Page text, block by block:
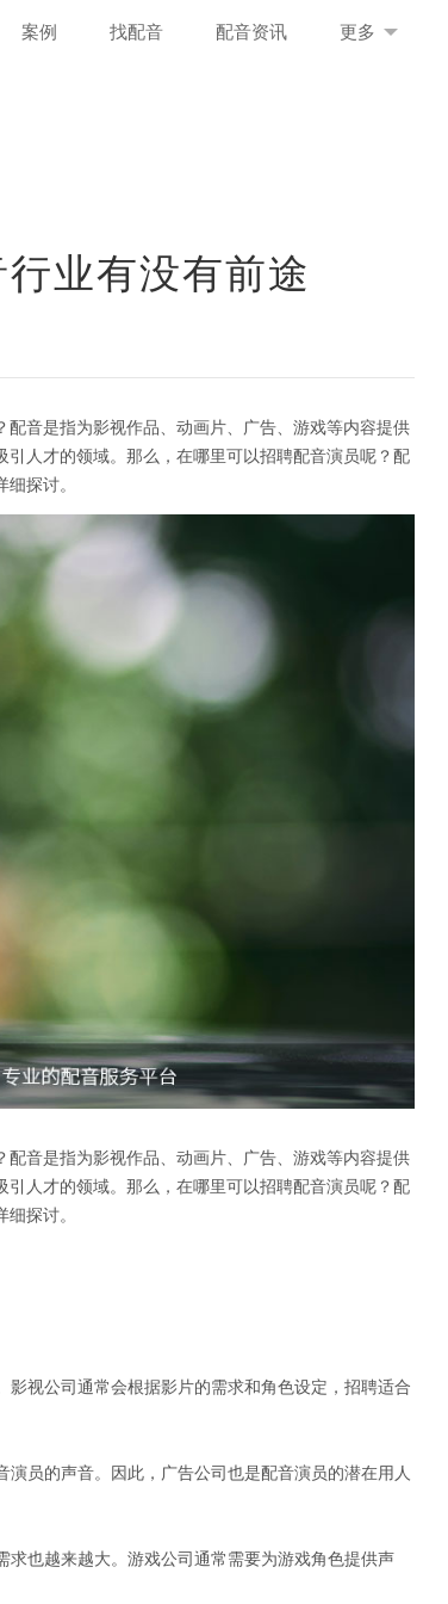
案例 找配音 配音资讯 更多
业有没有前途
音是指为影视作品、动画片、广告、游戏等内容提供
人才的领域。那么，在哪里可以招聘配音演员呢？配
探讨。
音是指为影视作品、动画片、广告、游戏等内容提供
人才的领域。那么，在哪里可以招聘配音演员呢？配
探讨。
视公司通常会根据影片的需求和角色设定，招聘适合
员的声音。因此，广告公司也是配音演员的潜在用人
也越来越大。游戏公司通常需要为游戏角色提供声